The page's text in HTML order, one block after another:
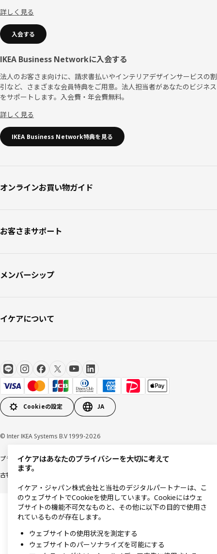
詳しく見る
入会する
IKEA Business Networkに入会する
法人のお客さま向けに、請求書払いやインテリアデザインサービスの割
引など、さまざまな会員特典をご用意。法人担当者があなたのビジネス
をサポートします。入会費・年会費無料。
詳しく見る
IKEA Business Network特典を見る
オンラインお買い物ガイド
お客さまサポート
メンバーシップ
イケアについて
Cookieの設定 JA
© Inter IKEA Systems B.V 1999-2026
プライバシーポリシー利用規約Cookieポリシー特定商取引法に基づく表記
古物営業法に基づく表記
イケアはあなたのプライバシーを大切に考えて
ます。
イケア・ジャパン株式会社と当社のデジタルパートナーは、こ
のウェブサイトでCookieを使用しています。Cookieにはウェ
ブサイトの機能不可欠なものと、その他に以下の目的で使用さ
れているものが存在します。
ウェブサイトの使用状況を測定する
ウェブサイトのパーソナライズを可能にする